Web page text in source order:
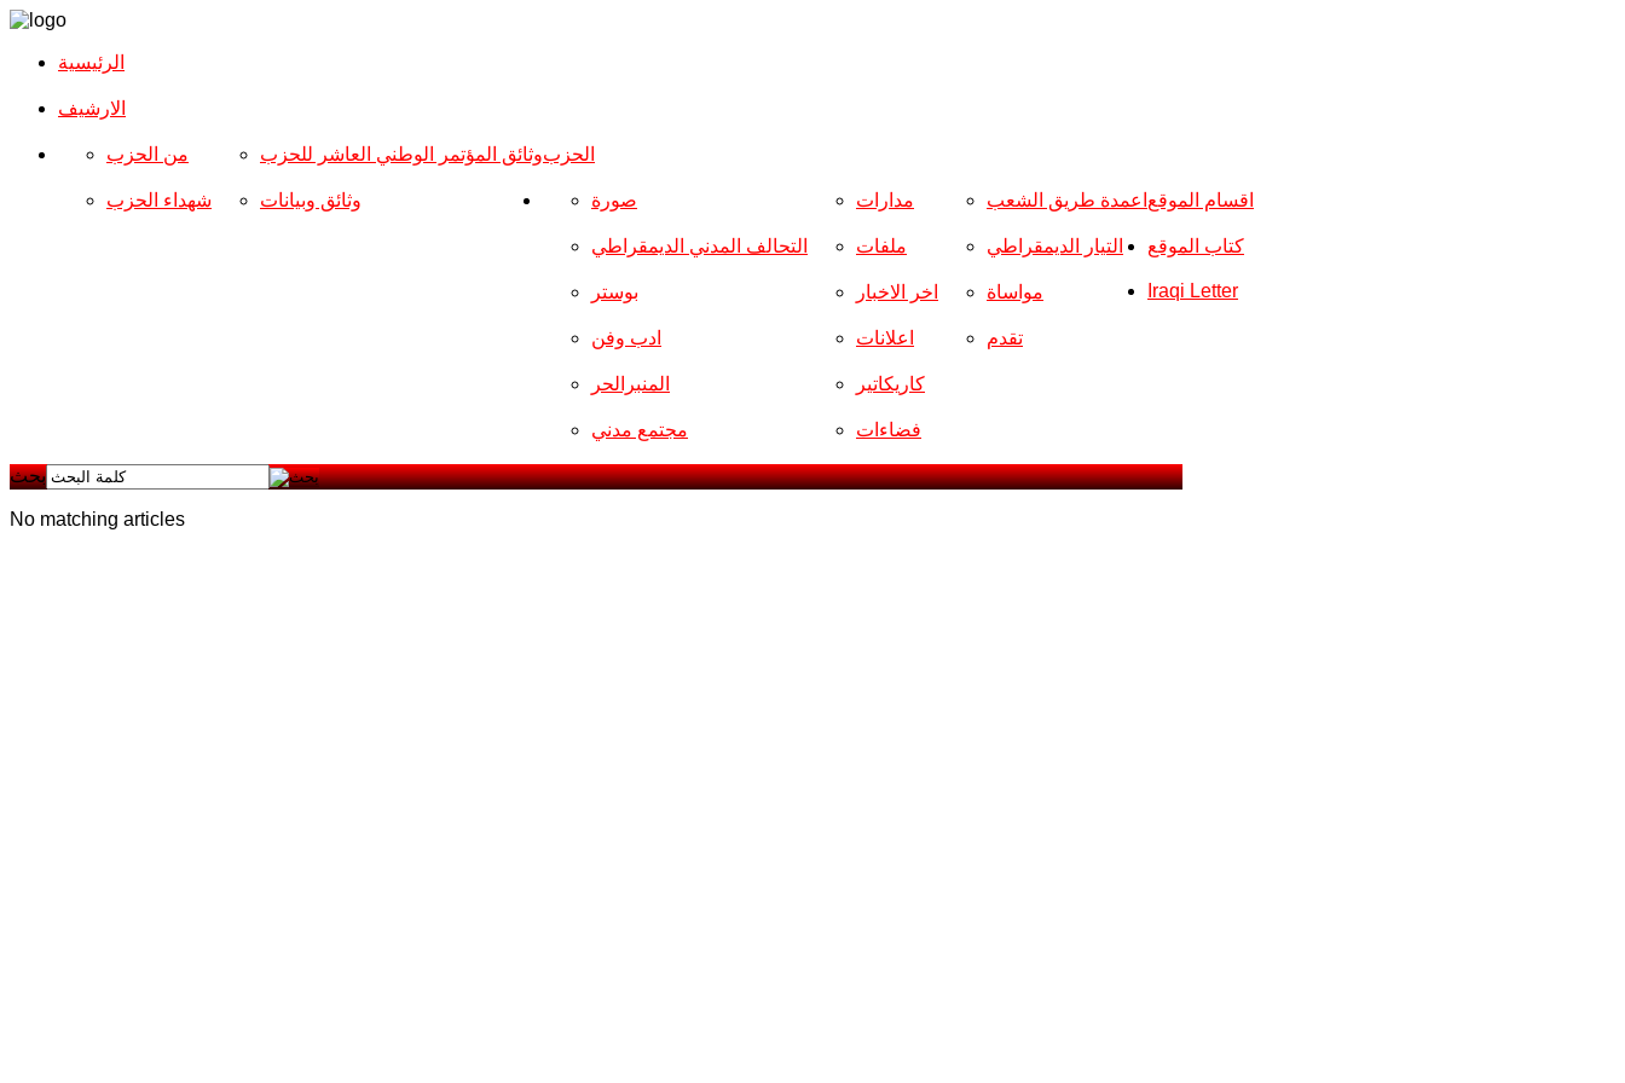
الرئيسية
الارشیف
الحزب من الحزب
شهداء الحزب
وثائق المؤتمر الوطني العاشر للحزب
وثائق وبيانات اقسام الموقع صورة
التحالف المدني الديمقراطي
بوستر
ادب وفن
المنبرالحر
مجتمع مدني
مدارات
ملفات
اخر الاخبار
اعلانات
كاريكاتير
فضاءات
اعمدة طريق الشعب
التيار الديمقراطي
مواساة
تقدم
كتاب الموقع
Iraqi Letter
بحث
No matching articles